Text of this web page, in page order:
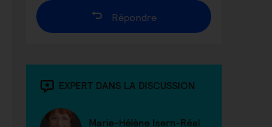
Répondre
EXPERT DANS LA DISCUSSION
Marie-Hélène Isern-Réal